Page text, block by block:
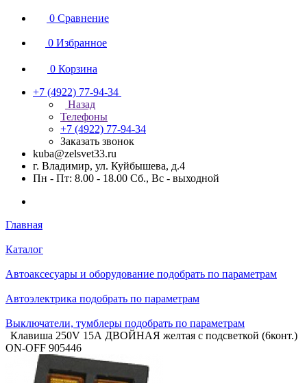
0 Сравнение
0 Избранное
0 Корзина
+7 (4922) 77-94-34
Назад
Телефоны
+7 (4922) 77-94-34
Заказать звонок
kuba@zelsvet33.ru
г. Владимир, ул. Куйбышева, д.4
Пн - Пт: 8.00 - 18.00 Сб., Вс - выходной
Главная
Каталог
Автоаксесуары и оборудование подобрать по параметрам
Автоэлектрика подобрать по параметрам
Выключатели, тумблеры подобрать по параметрам
Клавиша 250V 15А ДВОЙНАЯ желтая с подсветкой (6конт.)
ON-OFF 905446